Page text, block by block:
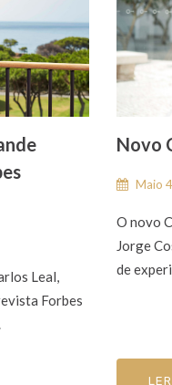
Leal,
Forbes
Novo
Maio
O novo
Jorge
de